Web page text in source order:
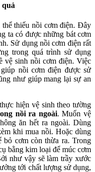
quả
thiếu nồi cơm điện. Đây
ta có được những bát cơm
Sử dụng nồi cơm điện rất
trong quá trình sử dụng
vệ sinh nồi cơm điện. Việc
giúp nồi cơm điện được sử
như giúp mang lại sự an
hiện vệ sinh theo tường
nồi ra ngoài. Muốn vệ
ăn hết ra ngoài. Dùng
khi mua nồi. Hoặc dùng
bỏ cơm còn thừa ra. Trong
bằng kim loại để múc cơm
như vậy sẽ làm trầy xước
tới chất lượng sử dụng,